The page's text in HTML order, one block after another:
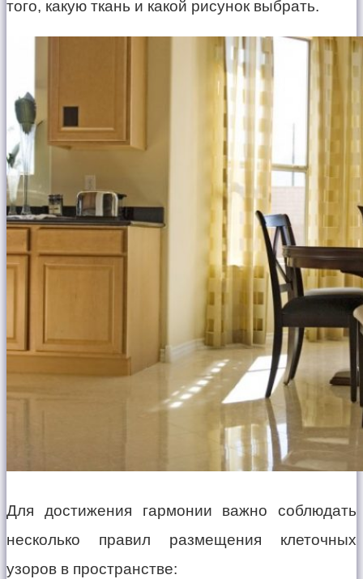
того, какую ткань и какой рисунок выбрать.
Для достижения гармонии важно соблюдать
несколько правил размещения клеточных
узоров в пространстве: